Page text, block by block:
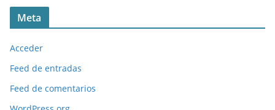
Meta
Acceder
Feed de entradas
Feed de comentarios